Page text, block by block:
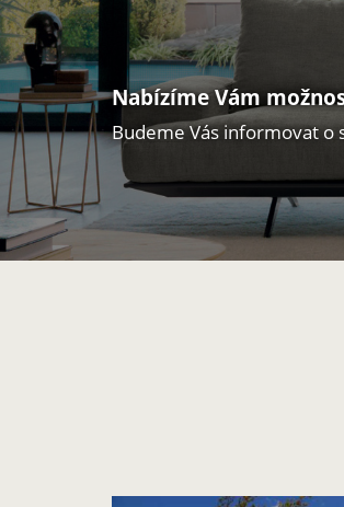
Nabízíme Vám
Budeme Vás informovat o